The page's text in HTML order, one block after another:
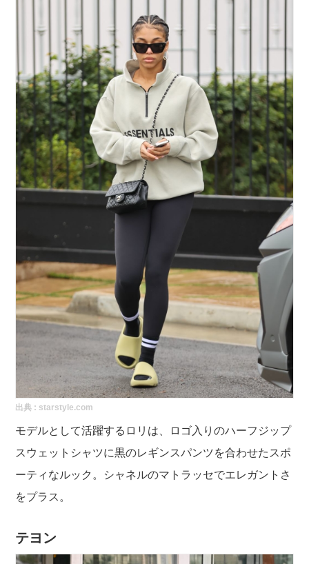
出典 : starstyle.com
モデルとして活躍するロリは、ロゴ入りのハーフジップ
スウェットシャツに黒のレギンスパンツを合わせたスポ
ーティなルック。シャネルのマトラッセでエレガントさ
をプラス。
テヨン